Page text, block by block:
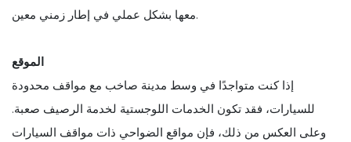
معها بشكل عملي في إطار زمني معين.
الموقع
إذا كنت متواجدًا في وسط مدينة صاخب مع مواقف محدودة
للسيارات، فقد تكون الخدمات اللوجستية لخدمة الرصيف صعبة.
وعلى العكس من ذلك، فإن مواقع الضواحي ذات مواقف السيارات